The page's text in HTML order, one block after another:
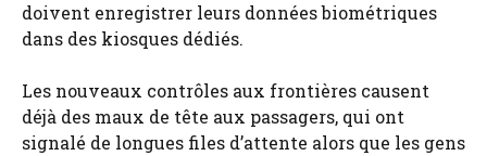
doivent enregistrer leurs données biométriques
dans des kiosques dédiés.
Les nouveaux contrôles aux frontières causent
déjà des maux de tête aux passagers, qui ont
signalé de longues files d’attente alors que les gens